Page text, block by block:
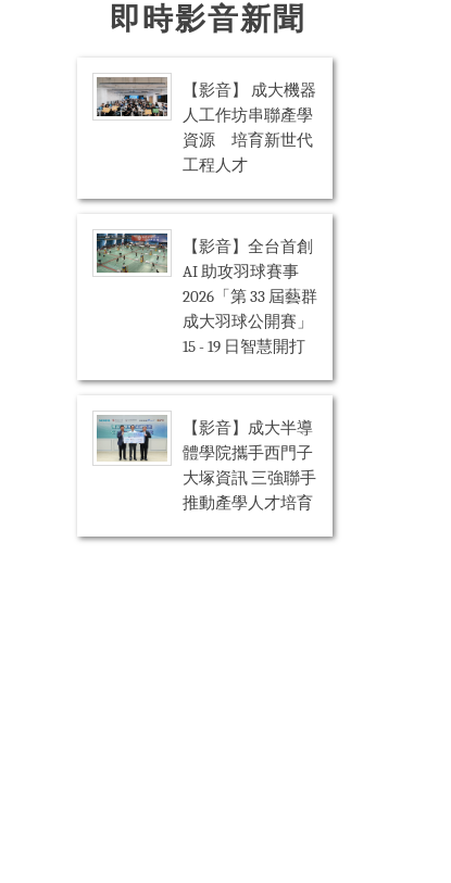
即時影音新聞
【影音】 成大機器
人工作坊串聯產學
資源 培育新世代
工程人才
【影音】全台首創
AI 助攻羽球賽事
2026「第 33 屆藝群
成大羽球公開賽」
15 - 19 日智慧開打
【影音】成大半導
體學院攜手西門子
大塚資訊 三強聯手
推動產學人才培育